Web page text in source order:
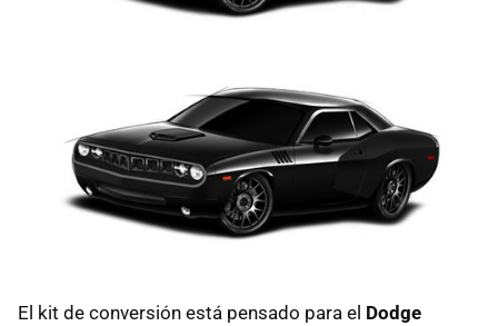
El kit de conversión está pensado para el Dodge